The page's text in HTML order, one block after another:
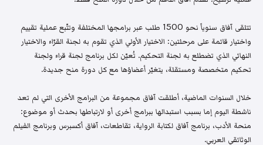
تتلقى آفاق سنوياً نحو 1500 طلب عبر برامجها المختلفة وتتّبع عملية تقييم
واختيار قائمة على مرحلتين: الاختيار الأولي الذي تقوم به لجنة القرّاء والاختيار
النهائي الذي تضطلع به لجنة التحكيم. تُعيّن لكل برنامج لجنة قراء ولجنة
تحكيم متخصصة ومستقلة، يتغيّر أعضاؤها مع كل دورة منح جديدة.
خلال السنوات الماضية، أطلقت آفاق مجموعة من البرامج الأخرى التي لم تعد
ناشطة اليوم إما بسبب استبدالها ببرامج أخرى أو لارتباطها بحدث أو موضوع:
منحة الأدب، برنامج آفاق لكتابة الرواية، تقاطعات، آفاق أكسبرس وبرنامج الفيلم
الوثائقي العربي.